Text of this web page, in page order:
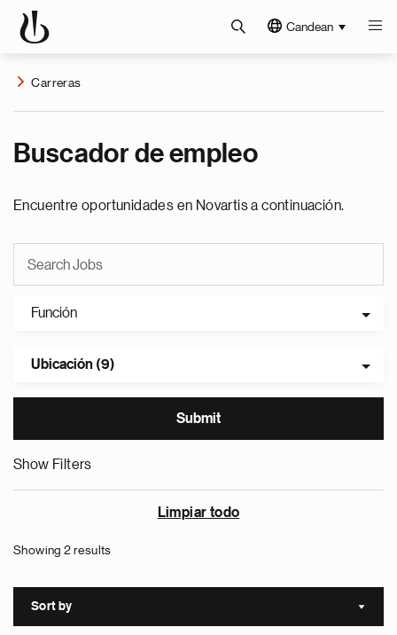
Candean
Carreras
Buscador de empleo
Encuentre oportunidades en Novartis a continuación.
Función
Ubicación (9)
Show Filters
Limpiar todo
Showing 2 results
Sort by Sort